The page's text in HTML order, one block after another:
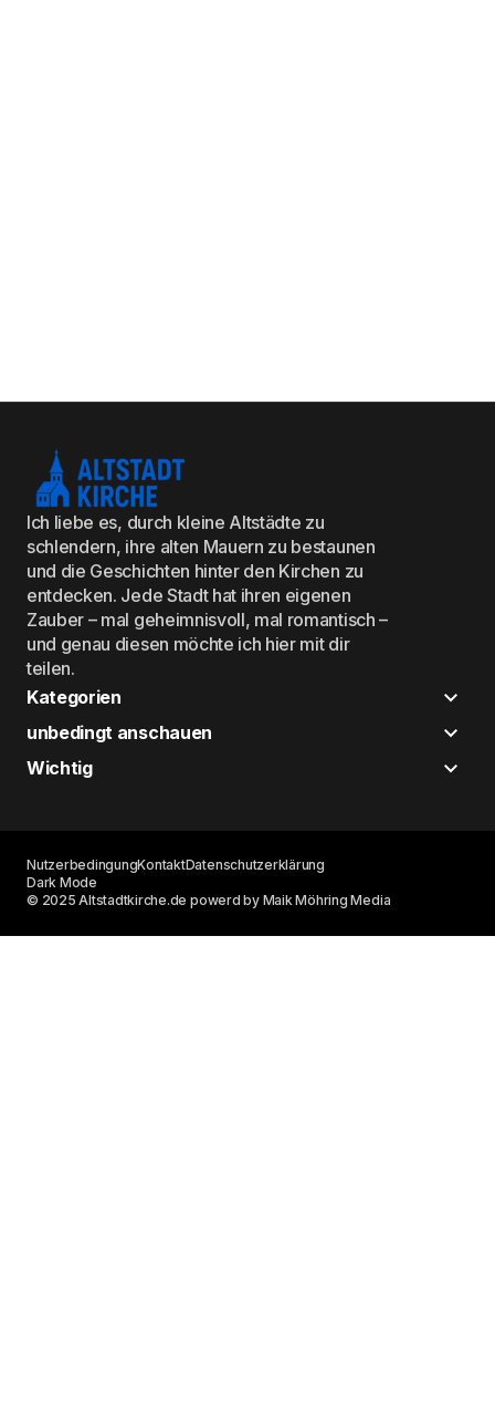
Ich liebe es, durch kleine Altstädte zu
schlendern, ihre alten Mauern zu bestaunen
und die Geschichten hinter den Kirchen zu
entdecken. Jede Stadt hat ihren eigenen
Zauber – mal geheimnisvoll, mal romantisch –
und genau diesen möchte ich hier mit dir
teilen.
Kategorien
unbedingt anschauen
Wichtig
© 2025 Altstadtkirche.de powerd by Maik Möhring Media
NutzerbedingungKontaktDatenschutzerklärung
Dark Mode